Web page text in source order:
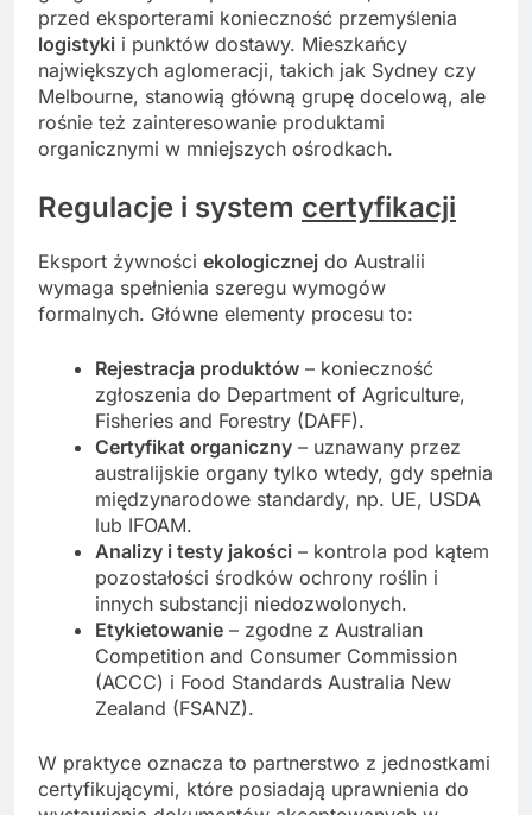
przed eksporterami konieczność przemyślenia
logistyki i punktów dostawy. Mieszkańcy
największych aglomeracji, takich jak Sydney czy
Melbourne, stanowią główną grupę docelową, ale
rośnie też zainteresowanie produktami
organicznymi w mniejszych ośrodkach.
Regulacje i system certyfikacji
Eksport żywności ekologicznej do Australii
wymaga spełnienia szeregu wymogów
formalnych. Główne elementy procesu to:
Rejestracja produktów – konieczność
zgłoszenia do Department of Agriculture,
Fisheries and Forestry (DAFF).
Certyfikat organiczny – uznawany przez
australijskie organy tylko wtedy, gdy spełnia
międzynarodowe standardy, np. UE, USDA
lub IFOAM.
Analizy i testy jakości – kontrola pod kątem
pozostałości środków ochrony roślin i
innych substancji niedozwolonych.
Etykietowanie – zgodne z Australian
Competition and Consumer Commission
(ACCC) i Food Standards Australia New
Zealand (FSANZ).
W praktyce oznacza to partnerstwo z jednostkami
certyfikującymi, które posiadają uprawnienia do